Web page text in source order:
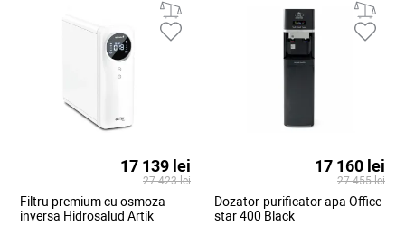
17 139 lei
27 423 lei
Filtru premium cu osmoza
inversa Hidrosalud Artik
17 160 lei
27 455 lei
Dozator-purificator apa Office
star 400 Black